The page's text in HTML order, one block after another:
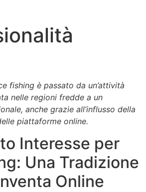
fishing è passato da un’attività
nelle regioni fredde a un
anche grazie all’influsso della
piattaforme online.
Interesse per
Una Tradizione
Online